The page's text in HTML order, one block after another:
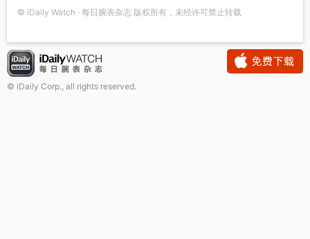
© iDaily Watch · 每日腕表杂志 版权所有，未经许可禁止转载
© iDaily Corp., all rights reserved.